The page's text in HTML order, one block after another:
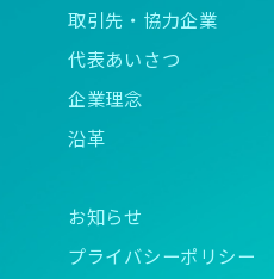
取引先・協力企業
代表あいさつ
企業理念
沿革
お知らせ
プライバシーポリシー